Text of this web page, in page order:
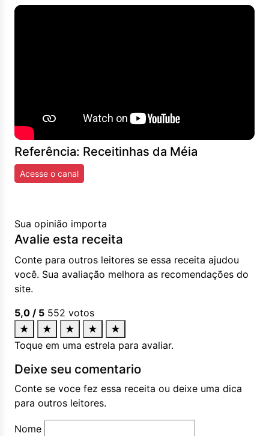
Referência: Receitinhas da Méia
Acesse o canal
Sua opinião importa
Avalie esta receita
Conte para outros leitores se essa receita ajudou
você. Sua avaliação melhora as recomendações do
site.
5,0 / 5 552 votos
★
★ ★ ★
★
Toque em uma estrela para avaliar.
Deixe seu comentario
Conte se voce fez essa receita ou deixe uma dica
para outros leitores.
Nome